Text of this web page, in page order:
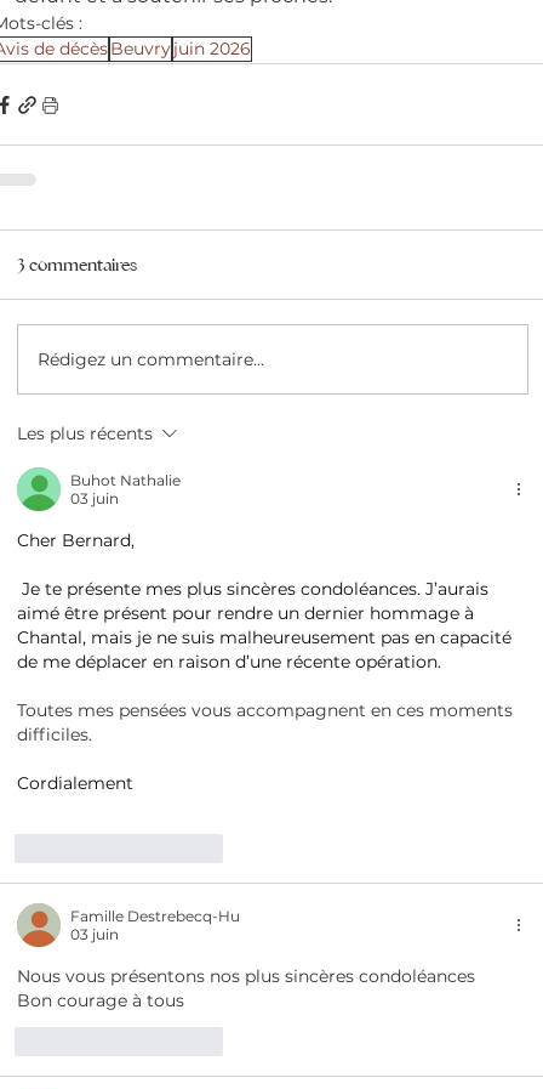
clés :
de décèsBeuvryjuin 2026
3 commentaires
Rédigez un commentaire...
Les plus récents
Buhot Nathalie
03 juin
Cher Bernard,
Je te présente mes plus sincères condoléances. J’aurais
aimé être présent pour rendre un dernier hommage à
Chantal, mais je ne suis malheureusement pas en capacité
de me déplacer en raison d’une récente opération.
Toutes mes pensées vous accompagnent en ces moments
difficiles.
Cordialement
Famille Destrebecq-Hu
03 juin
Nous vous présentons nos plus sincères condoléances
Bon courage à tous